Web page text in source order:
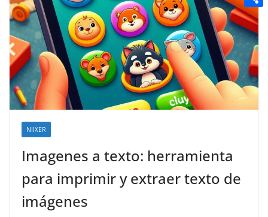
NIIXER
Imagenes a texto: herramienta
para imprimir y extraer texto de
imágenes
n
g
e
e
r
e
r
e
s
t
a
i
e
d
t
C
o
m
p
a
r